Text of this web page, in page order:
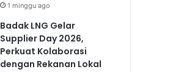
1 minggu ago
Badak LNG Gelar
Supplier Day 2026,
Perkuat Kolaborasi
dengan Rekanan Lokal